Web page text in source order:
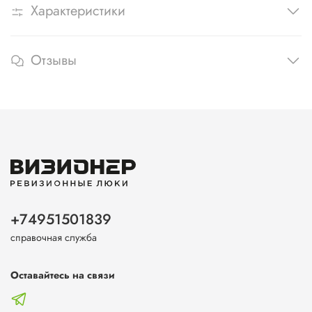
Характеристики
Отзывы
+74951501839
справочная служба
Оставайтесь на связи